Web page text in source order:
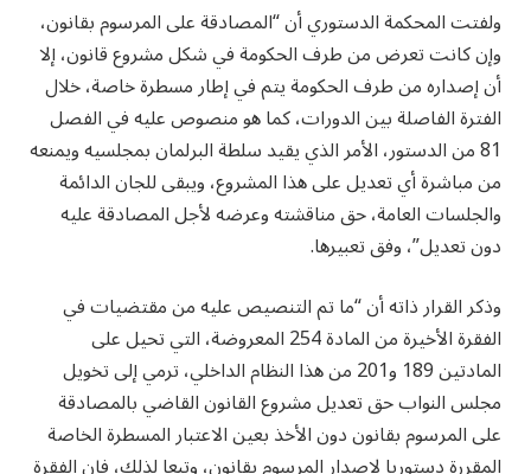
ولفتت المحكمة الدستوري أن “المصادقة على المرسوم بقانون،
وإن كانت تعرض من طرف الحكومة في شكل مشروع قانون، إلا
أن إصداره من طرف الحكومة يتم في إطار مسطرة خاصة، خلال
الفترة الفاصلة بين الدورات، كما هو منصوص عليه في الفصل
81 من الدستور، الأمر الذي يقيد سلطة البرلمان بمجلسيه ويمنعه
من مباشرة أي تعديل على هذا المشروع، ويبقى للجان الدائمة
والجلسات العامة، حق مناقشته وعرضه لأجل المصادقة عليه
دون تعديل”، وفق تعبيرها.
وذكر القرار ذاته أن “ما تم التنصيص عليه من مقتضيات في
الفقرة الأخيرة من المادة 254 المعروضة، التي تحيل على
المادتين 189 و201 من هذا النظام الداخلي، ترمي إلى تخويل
مجلس النواب حق تعديل مشروع القانون القاضي بالمصادقة
على المرسوم بقانون دون الأخذ بعين الاعتبار المسطرة الخاصة